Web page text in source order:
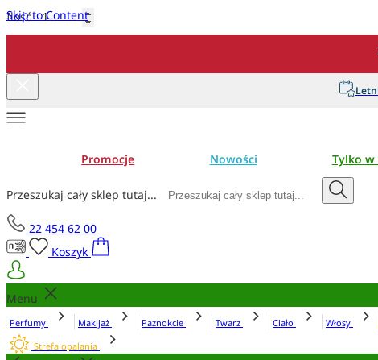
Skip to Content
Promocje Nowości Tylko
Przeszukaj cały sklep tutaj...
22 454 62 00
Koszyk
Menu
Perfumy Makijaż Paznokcie Twarz Ciało Włosy
Strefa opalania
Ilość